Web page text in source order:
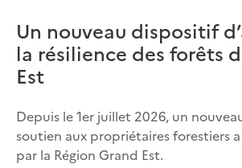
Un nouveau dispositif
la résilience des forêts
Est
Depuis le 1er juillet 2026, un
soutien aux propriétaires forestiers
par la Région Grand Est.